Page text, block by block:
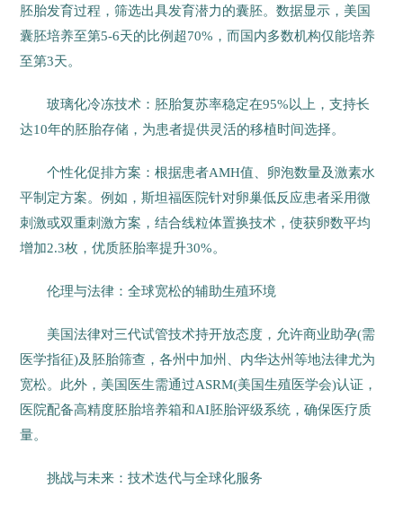
胚胎发育过程，筛选出具发育潜力的囊胚。数据显示，美国
囊胚培养至第5-6天的比例超70%，而国内多数机构仅能培养
至第3天。
玻璃化冷冻技术：胚胎复苏率稳定在95%以上，支持长
达10年的胚胎存储，为患者提供灵活的移植时间选择。
个性化促排方案：根据患者AMH值、卵泡数量及激素水
平制定方案。例如，斯坦福医院针对卵巢低反应患者采用微
刺激或双重刺激方案，结合线粒体置换技术，使获卵数平均
增加2.3枚，优质胚胎率提升30%。
伦理与法律：全球宽松的辅助生殖环境
美国法律对三代试管技术持开放态度，允许商业助孕(需
医学指征)及胚胎筛查，各州中加州、内华达州等地法律尤为
宽松。此外，美国医生需通过ASRM(美国生殖医学会)认证，
医院配备高精度胚胎培养箱和AI胚胎评级系统，确保医疗质
量。
挑战与未来：技术迭代与全球化服务